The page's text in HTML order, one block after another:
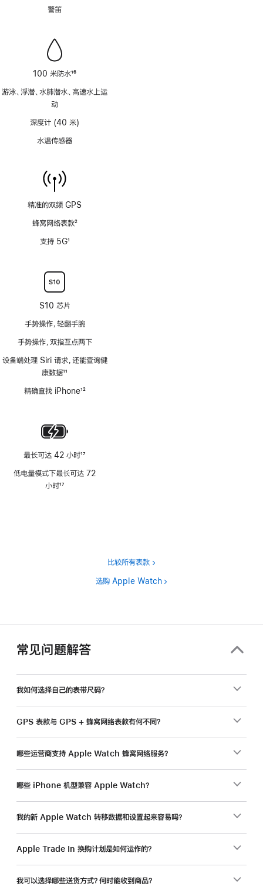
警笛
100 米防水16
游泳、浮潜、水肺潜水、高速水上运
动
深度计 (40 米)
水温传感器
精准的双频 GPS
蜂窝网络表款2
支持 5G1
S10 芯片
手势操作，轻翻手腕
手势操作，双指互点两下
设备端处理 Siri 请求，还能查询健
康数据11
精确查找 iPhone12
最长可达 42 小时17
低电量模式下最长可达 72
小时17
比较所有表款
选购 Apple Watch
常见问题解答
我如何选择自己的表带尺码？
GPS 表款与 GPS + 蜂窝网络表款有何不同？
哪些运营商支持 Apple Watch 蜂窝网络服务？
哪些 iPhone 机型兼容 Apple Watch？
我的新 Apple Watch 转移数据和设置起来容易吗？
Apple Trade In 换购计划是如何运作的？
我可以选择哪些送货方式？何时能收到商品？